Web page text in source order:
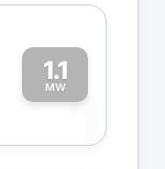
1.1
MW1